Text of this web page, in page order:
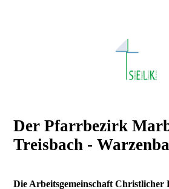
Der Pfarrbezirk
Treisbach -
Die Arbeitsgemeinschaft